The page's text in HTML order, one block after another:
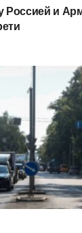
Россией и